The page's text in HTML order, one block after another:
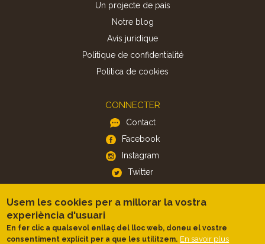
Un projecte de país
Notre blog
Avis juridique
Politique de confidentialité
Politica de cookies
CONNECTER
Contact
Facebook
Instagram
Twitter
APP
iOS
Android
Usem les cookies per a millorar la vostra
experiència d'usuari
En fer clic a qualsevol enllaç del lloc web, doneu el vostre
consentiment explícit per a que les utilitzem. En savoir plus